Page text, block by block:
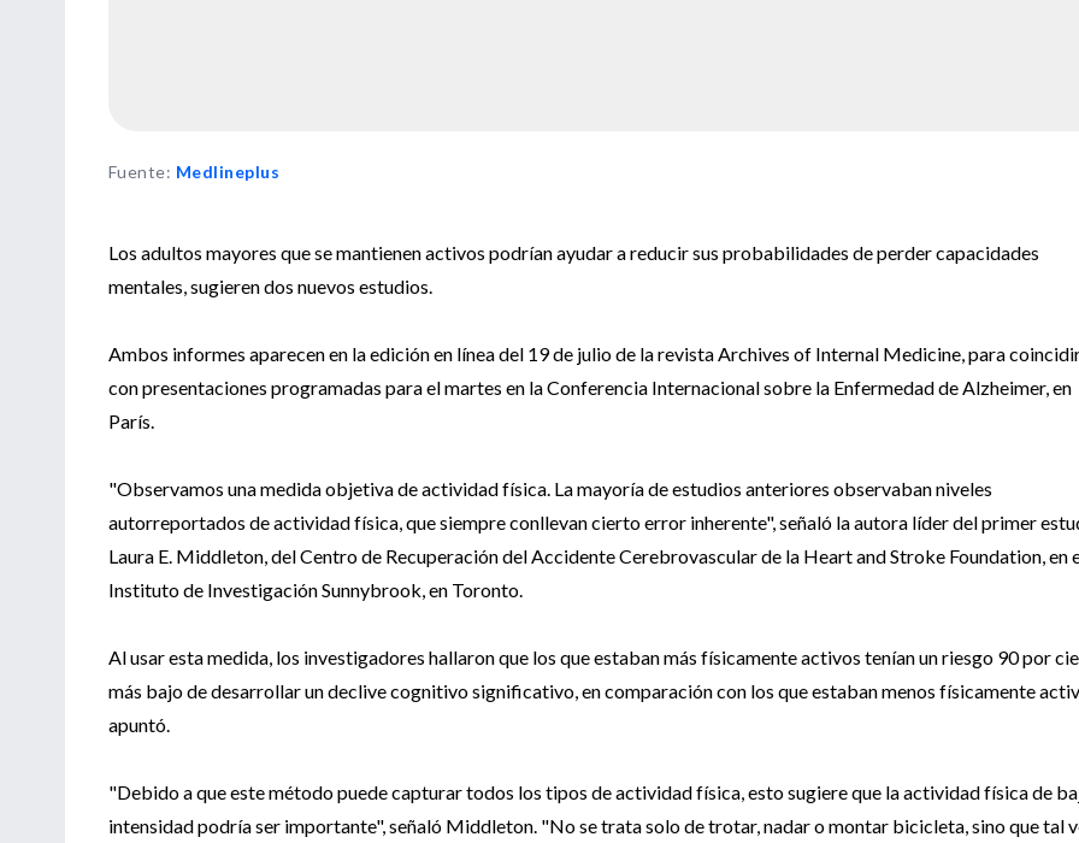
Fuente: Medlineplus
Los adultos mayores que se mantienen activos podrían ayudar a reducir sus probabilidades de perder capacidades
mentales, sugieren dos nuevos estudios.
Ambos informes aparecen en la edición en línea del 19 de julio de la revista Archives of Internal Medicine, para
con presentaciones programadas para el martes en la Conferencia Internacional sobre la Enfermedad de Alzheimer, en
París.
"Observamos una medida objetiva de actividad física. La mayoría de estudios anteriores observaban niveles
autorreportados de actividad física, que siempre conllevan cierto error inherente", señaló la autora líder del primer
Laura E. Middleton, del Centro de Recuperación del Accidente Cerebrovascular de la Heart and Stroke Foundation, en
Instituto de Investigación Sunnybrook, en Toronto.
Al usar esta medida, los investigadores hallaron que los que estaban más físicamente activos tenían un riesgo 90 por
más bajo de desarrollar un declive cognitivo significativo, en comparación con los que estaban menos físicamente
apuntó.
"Debido a que este método puede capturar todos los tipos de actividad física, esto sugiere que la actividad física de
intensidad podría ser importante", señaló Middleton. "No se trata solo de trotar, nadar o montar bicicleta, sino que tal